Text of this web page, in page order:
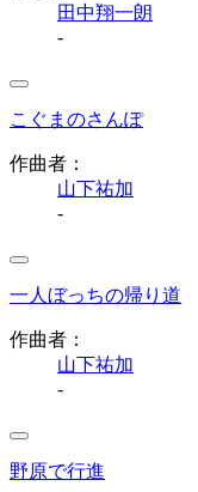
田中翔一朗
-
こぐまのさんぽ
作曲者：
山下祐加
-
一人ぼっちの帰り道
作曲者：
山下祐加
-
野原で行進